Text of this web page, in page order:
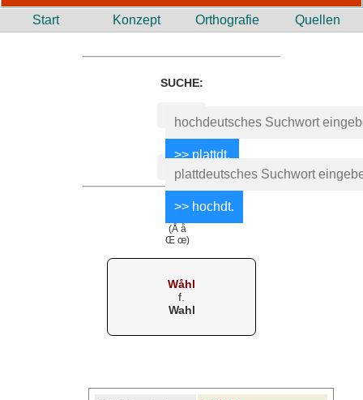
Start Konzept Orthografie Quellen
SUCHE:
(Å å
Œ œ)
Wåhl
f.
Wahl